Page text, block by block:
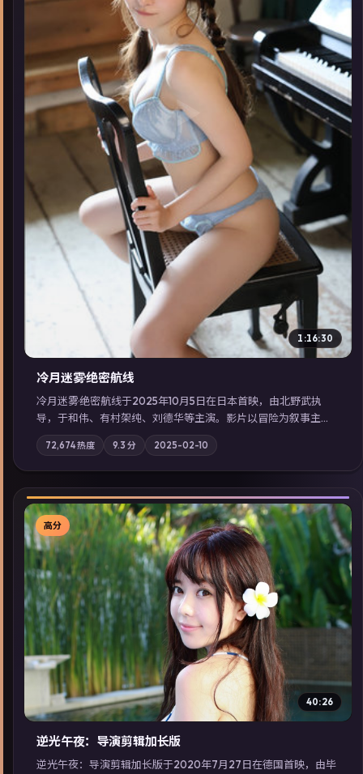
▶
1:16:30
冷月迷雾·绝密航线
冷月迷雾·绝密航线于2025年10月5日在日本首映，由北野武执
导，于和伟、有村架纯、刘德华等主演。影片以冒险为叙事主
轴，记忆碎片重组后，主角发现自己从未活过“真实”的一天；摄
影与配乐强化地域气质；站内亦可通过「国产免费观看高清电视
剧在线看」延展检索同类型高分佳作，畅享高清在线追剧体验。
72,674热度 9.3 分 2025-02-10
▶
高分
40:26
逆光午夜：导演剪辑加长版
逆光午夜：导演剪辑加长版于2020年7月27日在德国首映，由毕